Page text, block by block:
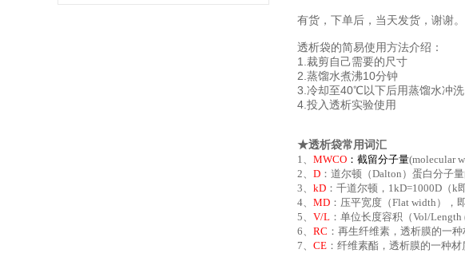
有货，下单后，当天发货，谢谢。
透析袋的简易使用方法介绍：
1.裁剪自己需要的尺寸
2.蒸馏水煮沸10分钟
3.冷却至40℃以下后用蒸馏水冲洗
4.投入透析实验使用
★透析袋常用词汇
1、 MWCO ： 截留分子量(molecular
2、 D ：道尔顿（Dalton）蛋白分子
3、 kD ：千道尔顿，1kD=1000D（k
4、 MD ：压平宽度（Flat width），
5、 V/L ：单位长度容积（Vol/
6、 RC ：再生纤维素，透析膜的一种
7、 CE ：纤维素酯，透析膜的一种材